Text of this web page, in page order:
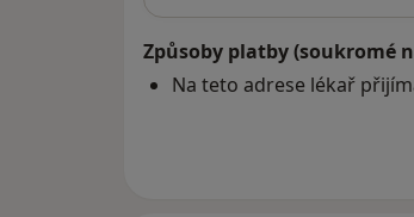
Způsoby platby (soukromé
Na teto adrese lékař